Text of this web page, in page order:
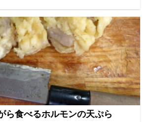
ら食べるホルモンの天ぷら